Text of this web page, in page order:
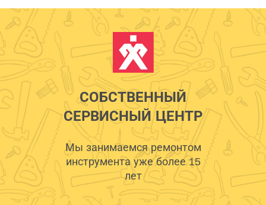
СОБСТВЕННЫЙ
СЕРВИСНЫЙ ЦЕНТР
Мы занимаемся ремонтом
инструмента уже более 15
лет